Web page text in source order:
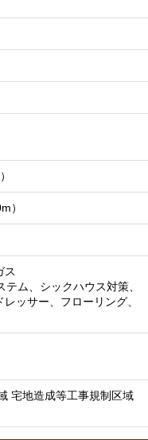
）
ス
ム、シックハウス対策、
ッサー、フローリング、
宅地造成等工事規制区域